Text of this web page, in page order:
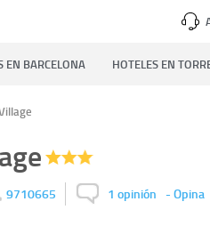
EN BARCELONA HOTELES EN
9710665 1 opinión -Opina